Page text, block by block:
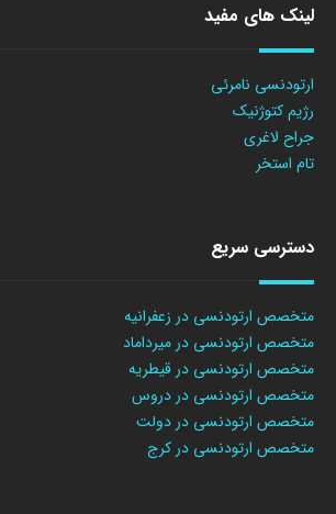
لینک های مفید
ارتودنسی نامرئی
رژیم کتوژنیک
جراح لاغری
تام استخر
دسترسی سریع
متخصص ارتودنسی در زعفرانیه
متخصص ارتودنسی در میرداماد
متخصص ارتودنسی در قیطریه
متخصص ارتودنسی در دروس
متخصص ارتودنسی در دولت
متخصص ارتودنسی در کرج